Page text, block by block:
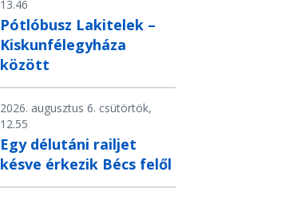
13.46
Pótlóbusz Lakitelek –
Kiskunfélegyháza
között
2026. augusztus 6. csütörtök,
12.55
Egy délutáni railjet
késve érkezik Bécs felől